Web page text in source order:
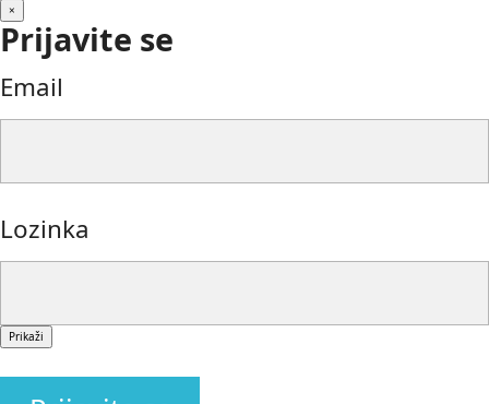
×
Prijavite se
Email
Lozinka
Prikaži